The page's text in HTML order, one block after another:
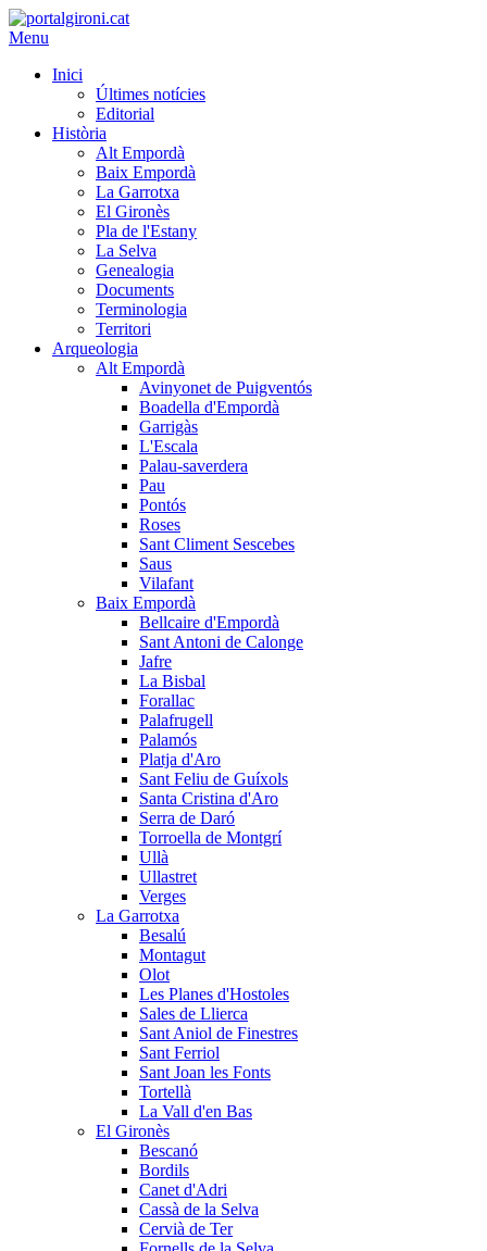
Menu
Inici
Últimes notícies
Editorial
Història
Alt Empordà
Baix Empordà
La Garrotxa
El Gironès
Pla de l'Estany
La Selva
Genealogia
Documents
Terminologia
Territori
Arqueologia
Alt Empordà
Avinyonet de Puigventós
Boadella d'Empordà
Garrigàs
L'Escala
Palau-saverdera
Pau
Pontós
Roses
Sant Climent Sescebes
Saus
Vilafant
Baix Empordà
Bellcaire d'Empordà
Sant Antoni de Calonge
Jafre
La Bisbal
Forallac
Palafrugell
Palamós
Platja d'Aro
Sant Feliu de Guíxols
Santa Cristina d'Aro
Serra de Daró
Torroella de Montgrí
Ullà
Ullastret
Verges
La Garrotxa
Besalú
Montagut
Olot
Les Planes d'Hostoles
Sales de Llierca
Sant Aniol de Finestres
Sant Ferriol
Sant Joan les Fonts
Tortellà
La Vall d'en Bas
El Gironès
Bescanó
Bordils
Canet d'Adri
Cassà de la Selva
Cervià de Ter